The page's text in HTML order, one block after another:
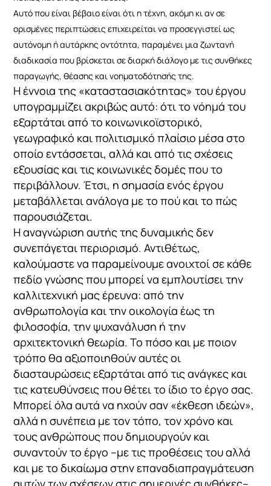
Αυτό που είναι βέβαιο είναι ότι η τέχνη, ακόμη κι αν σε
ορισμένες περιπτώσεις επιχειρείται να προσεγγιστεί ως
αυτόνομη ή αυτάρκης οντότητα, παραμένει μια ζωντανή
διαδικασία που βρίσκεται σε διαρκή διάλογο με τις συνθήκες
παραγωγής, θέασης και νοηματοδότησής της.
Η έννοια της «καταστασιακότητας» του έργου
υπογραμμίζει ακριβώς αυτό: ότι το νόημά του
εξαρτάται από το κοινωνικοϊστορικό,
γεωγραφικό και πολιτισμικό πλαίσιο μέσα στο
οποίο εντάσσεται, αλλά και από τις σχέσεις
εξουσίας και τις κοινωνικές δομές που το
περιβάλλουν. Έτσι, η σημασία ενός έργου
μεταβάλλεται ανάλογα με το πού και το πώς
παρουσιάζεται.
Η αναγνώριση αυτής της δυναμικής δεν
συνεπάγεται περιορισμό. Αντιθέτως,
καλούμαστε να παραμείνουμε ανοιχτοί σε κάθε
πεδίο γνώσης που μπορεί να εμπλουτίσει την
καλλιτεχνική μας έρευνα: από την
ανθρωπολογία και την οικολογία έως τη
φιλοσοφία, την ψυχανάλυση ή την
αρχιτεκτονική θεωρία. Το πόσο και με ποιον
τρόπο θα αξιοποιηθούν αυτές οι
διασταυρώσεις εξαρτάται από τις ανάγκες και
τις κατευθύνσεις που θέτει το ίδιο το έργο σας.
Μπορεί όλα αυτά να ηχούν σαν «έκθεση ιδεών»,
αλλά η συνέπεια με τον τόπο, τον χρόνο και
τους ανθρώπους που δημιουργούν και
συναντούν το έργο –με τις προθέσεις του αλλά
και με το δικαίωμα στην επαναδιαπραγμάτευση